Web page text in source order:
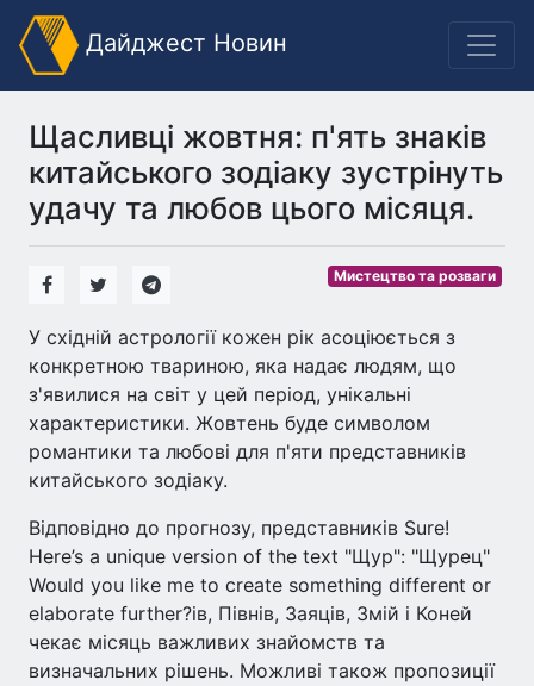
Дайджест Новин
Щасливці жовтня: п'ять знаків
китайського зодіаку зустрінуть
удачу та любов цього місяця.
Мистецтво та розваги
У східній астрології кожен рік асоціюється з
конкретною твариною, яка надає людям, що
з'явилися на світ у цей період, унікальні
характеристики. Жовтень буде символом
романтики та любові для п'яти представників
китайського зодіаку.
Відповідно до прогнозу, представників Sure!
Here’s a unique version of the text "Щур": "Щурец"
Would you like me to create something different or
elaborate further?ів, Півнів, Заяців, Змій і Коней
чекає місяць важливих знайомств та
визначальних рішень. Можливі також пропозиції